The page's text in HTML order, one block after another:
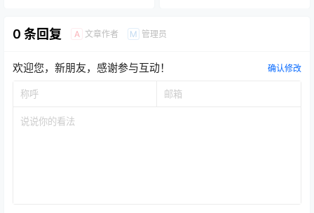
0 条回复 A 文章作者 M 管理员
欢迎您，新朋友，感谢参与互动！ 确认修改